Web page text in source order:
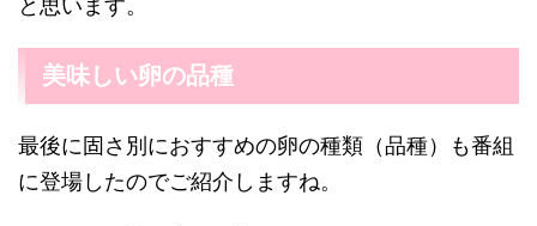
美味しい卵の品種
最後に固さ別におすすめの卵の種類（品種）も番組
に登場したのでご紹介しますね。